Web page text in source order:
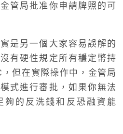
管局批准你申請牌照的可
是另一個大家容易誤解的
有硬性規定所有穩定幣持
但在實際操作中，金管局
式進行審批，如果你無法
夠的反洗錢和反恐融資能